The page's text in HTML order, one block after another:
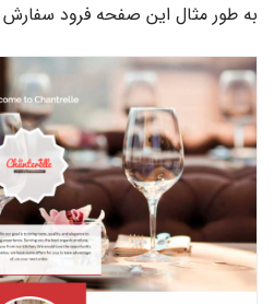
به طور مثال این صفحه فرود